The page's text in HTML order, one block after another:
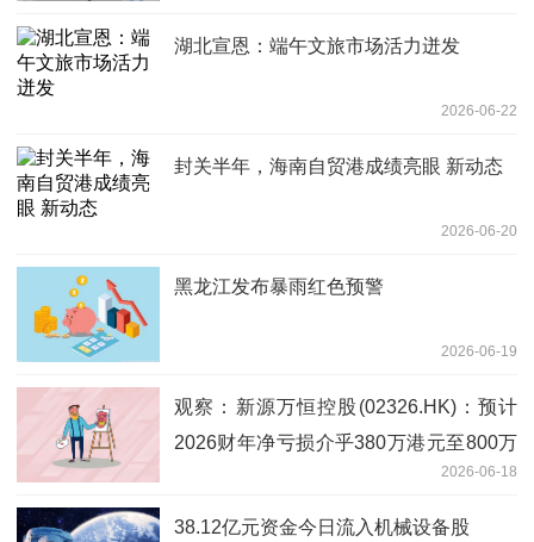
湖北宣恩：端午文旅市场活力迸发
2026-06-22
封关半年，海南自贸港成绩亮眼 新动态
2026-06-20
黑龙江发布暴雨红色预警
2026-06-19
观察：新源万恒控股(02326.HK)：预计
2026财年净亏损介乎380万港元至800万
2026-06-18
38.12亿元资金今日流入机械设备股